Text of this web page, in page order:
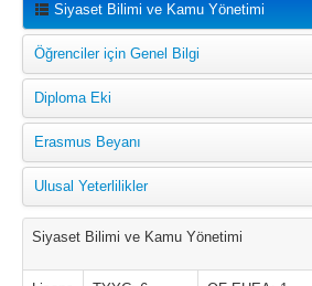
Siyaset Bilimi ve Kamu Yönetimi
Öğrenciler için Genel Bilgi
Diploma Eki
Erasmus Beyanı
Ulusal Yeterlilikler
Siyaset Bilimi ve Kamu Yönetimi